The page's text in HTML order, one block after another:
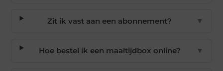
Zit ik vast aan een abonnement? ▼
Hoe bestel ik een maaltijdbox online? ▼